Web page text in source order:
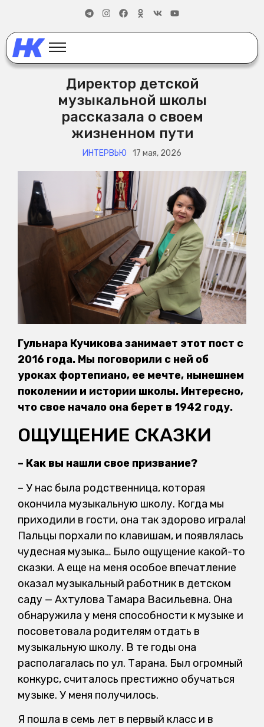
Директор детской
музыкальной школы
рассказала о своем
жизненном пути
ИНТЕРВЬЮ 17 мая, 2026
Гульнара Кучикова занимает этот пост с
2016 года. Мы поговорили с ней об
уроках фортепиано, ее мечте, нынешнем
поколении и истории школы. Интересно,
что свое начало она берет в 1942 году.
ОЩУЩЕНИЕ СКАЗКИ
– Как вы нашли свое призвание?
– У нас была родственница, которая
окончила музыкальную школу. Когда мы
приходили в гости, она так здорово играла!
Пальцы порхали по клавишам, и появлялась
чудесная музыка… Было ощущение какой-то
сказки. А еще на меня особое впечатление
оказал музыкальный работник в детском
саду — Ахтулова Тамара Васильевна. Она
обнаружила у меня способности к музыке и
посоветовала родителям отдать в
музыкальную школу. В те годы она
располагалась по ул. Тарана. Был огромный
конкурс, считалось престижно обучаться
музыке. У меня получилось.
Я пошла в семь лет в первый класс и в